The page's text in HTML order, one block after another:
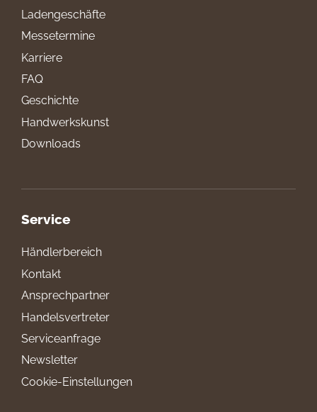
Ladengeschäfte
Messetermine
Karriere
FAQ
Geschichte
Handwerkskunst
Downloads
Service
Händlerbereich
Kontakt
Ansprechpartner
Handelsvertreter
Serviceanfrage
Newsletter
Cookie-Einstellungen